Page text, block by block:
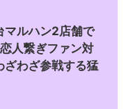
マルハン2店舗で
人繋ぎファン対
ざわざ参戦する猛